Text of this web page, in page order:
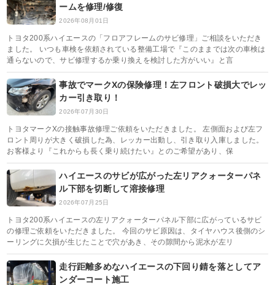
ームを修理/修復
2026年08月01日
トヨタ200系ハイエースの「フロアフレームのサビ修理」ご相談をいただき
ました。 いつも車検を依頼されている整備工場で『このままでは次の車検は
通らないので、サビ修理するか乗り換えを検討した方がいい』と言
事故でマークXの保険修理！左フロント破損大でレッ
カー引き取り！
2026年07月30日
トヨタマークXの接触事故修理ご依頼をいただきました。 左側面および左フ
ロント周りが大きく破損した為、レッカー出動し、引き取り入庫しました。
お客様より『これからも長く乗り続けたい』とのご希望があり、保
ハイエースのサビが広がった左リアクォーターパネ
ル下部を切断して溶接修理
2026年07月25日
トヨタ200系ハイエースの左リアクォーターパネル下部に広がっているサビ
の修理ご依頼をいただきました。 今回のサビ原因は、タイヤハウス後側のシ
ーリングに欠損が生じたことで穴があき、その隙間から泥水が左リ
走行距離多めなハイエースの下回り錆を落としてア
ンダーコート施工